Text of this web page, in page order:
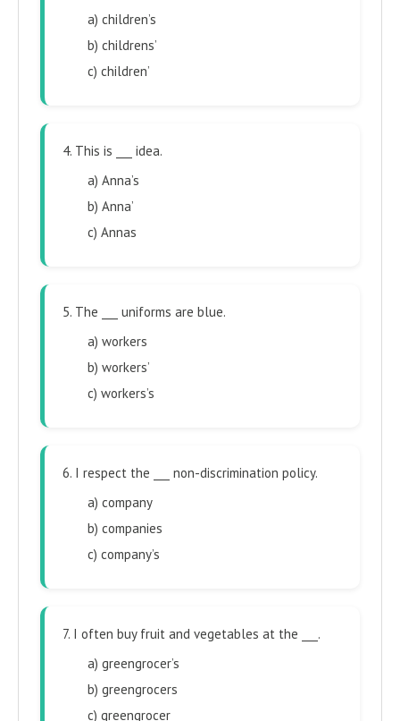
a) children’s
b) childrens’
c) children’
4. This is ___ idea.
a) Anna’s
b) Anna’
c) Annas
5. The ___ uniforms are blue.
a) workers
b) workers’
c) workers’s
6. I respect the ___ non-discrimination policy.
a) company
b) companies
c) company’s
7. I often buy fruit and vegetables at the ___.
a) greengrocer’s
b) greengrocers
c) greengrocer